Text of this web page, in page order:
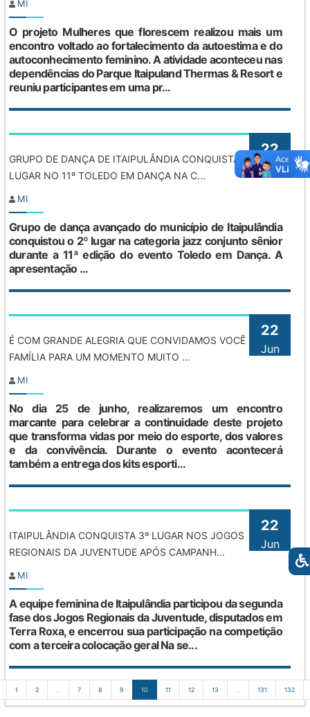
MI
O projeto Mulheres que florescem realizou mais um
encontro voltado ao fortalecimento da autoestima e do
autoconhecimento feminino. A atividade aconteceu nas
dependências do Parque Itaipuland Thermas & Resort e
reuniu participantes em uma pr...
22
Jun
GRUPO DE DANÇA DE ITAIPULÂNDIA CONQUISTA 2º
LUGAR NO 11º TOLEDO EM DANÇA NA C...
MI
Grupo de dança avançado do município de Itaipulândia
conquistou o 2º lugar na categoria jazz conjunto sênior
durante a 11ª edição do evento Toledo em Dança. A
apresentação ...
22
Jun
É COM GRANDE ALEGRIA QUE CONVIDAMOS VOCÊ E SUA
FAMÍLIA PARA UM MOMENTO MUITO ...
MI
No dia 25 de junho, realizaremos um encontro
marcante para celebrar a continuidade deste projeto
que transforma vidas por meio do esporte, dos valores
e da convivência. Durante o evento acontecerá
também a entrega dos kits esporti...
22
Jun
ITAIPULÂNDIA CONQUISTA 3º LUGAR NOS JOGOS
REGIONAIS DA JUVENTUDE APÓS CAMPANH...
MI
A equipe feminina de Itaipulândia participou da segunda
fase dos Jogos Regionais da Juventude, disputados em
Terra Roxa, e encerrou sua participação na competição
com a terceira colocação geral Na se...
1 2 7 8 9 10 11 12 13 131 132